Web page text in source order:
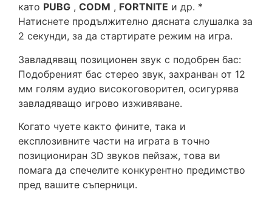
като PUBG , CODM , FORTNITE и др. *
Натиснете продължително дясната слушалка за
2 секунди, за да стартирате режим на игра.
Завладяващ позиционен звук с подобрен бас:
Подобреният бас стерео звук, захранван от 12
мм голям аудио високоговорител, осигурява
завладяващо игрово изживяване.
Когато чуете както фините, така и
експлозивните части на играта в точно
позициониран 3D звуков пейзаж, това ви
помага да спечелите конкурентно предимство
пред вашите съперници.